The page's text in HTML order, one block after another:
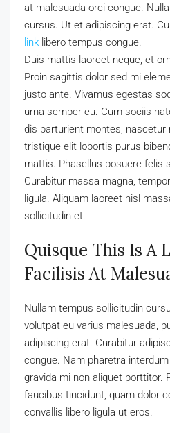
at malesuada orci congue.
cursus. Ut et adipiscing erat.
link libero tempus congue.
Duis mattis laoreet neque, et
Proin sagittis dolor sed mi
justo ante. Vivamus egestas
urna semper eu. Cum sociis
dis parturient montes, nascetur
tristique elit lobortis purus
mattis. Phasellus posuere felis
Curabitur massa magna,
ligula. Aliquam laoreet nisl
sollicitudin et.
Quisque This Is A
Facilisis At
Nullam tempus sollicitudin
volutpat eu varius malesuada,
adipiscing erat. Curabitur
congue. Nam pharetra
gravida mi non aliquet porttitor.
faucibus tincidunt, quam dolor
convallis libero ligula ut eros.